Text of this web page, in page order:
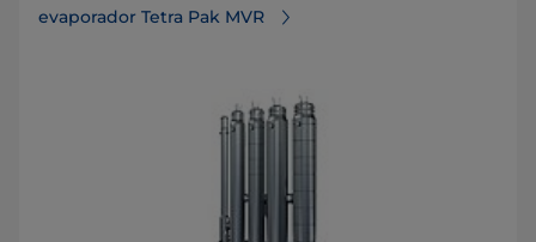
evaporador Tetra Pak MVR